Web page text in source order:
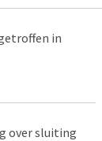
in
over sluiting